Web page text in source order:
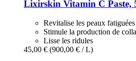
Lixirskin Vitamin C Paste,
Revitalise les peaux
Stimule la production de
Lisse les ridules
45,00 € (900,00 € / L)